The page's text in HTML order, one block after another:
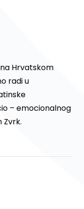
Hrvatskom
radi u
– emocionalnog
Zvrk.